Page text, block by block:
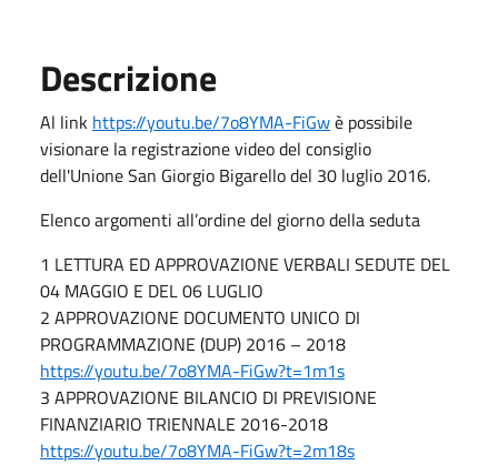
Descrizione
Al link https://youtu.be/7o8YMA-FiGwè possibile
visionare la registrazione video del consiglio
dell'Unione San Giorgio Bigarello del 30 luglio 2016.
Elenco argomenti all’ordine del giorno della seduta
1 LETTURA ED APPROVAZIONE VERBALI SEDUTE DEL
04 MAGGIO E DEL 06 LUGLIO
2 APPROVAZIONE DOCUMENTO UNICO DI
PROGRAMMAZIONE (DUP) 2016 – 2018
https://youtu.be/7o8YMA-FiGw?t=1m1s
3 APPROVAZIONE BILANCIO DI PREVISIONE
FINANZIARIO TRIENNALE 2016-2018
https://youtu.be/7o8YMA-FiGw?t=2m18s